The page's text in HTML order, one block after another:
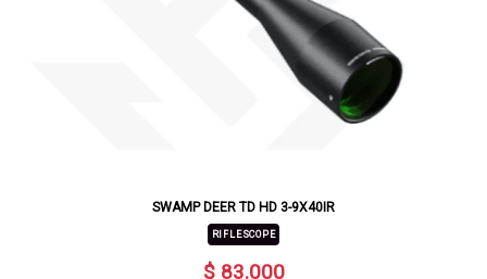
SWAMP DEER TD HD 3-9X40IR
RIFLESCOPE
$ 83.000